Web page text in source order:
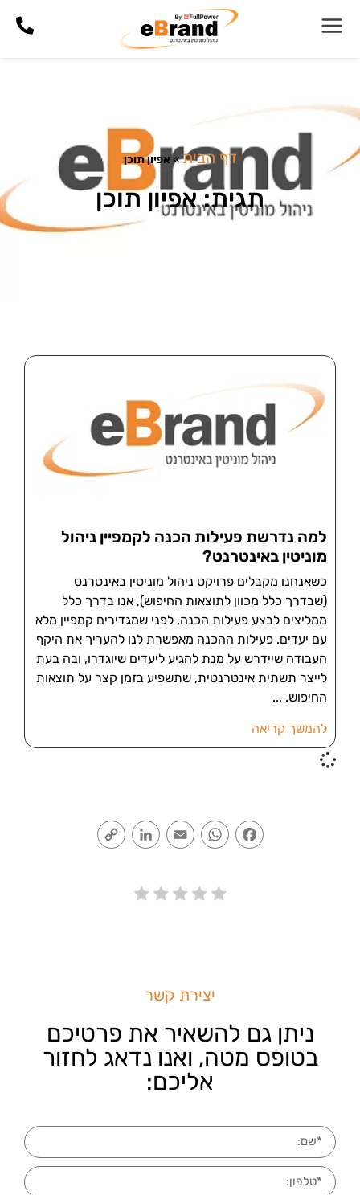
דף הבית»אפיון תוכן
תגית: אפיון תוכן
למה נדרשת פעילות הכנה לקמפיין ניהול
מוניטין באינטרנט?
כשאנחנו מקבלים פרויקט ניהול מוניטין באינטרנט
(שבדרך כלל מכוון לתוצאות החיפוש), אנו בדרך כלל
ממליצים לבצע פעילות הכנה, לפני שמגדירים קמפיין מלא
עם יעדים. פעילות ההכנה מאפשרת לנו להעריך את היקף
העבודה שיידרש על מנת להגיע ליעדים שיוגדרו, ובה בעת
לייצר תשתית אינטרנטית, שתשפיע בזמן קצר על תוצאות
החיפוש.
להמשך קריאה
Facebook
WhatsApp
Email
LinkedIn
יצירת קשר
ניתן גם להשאיר את פרטיכם
בטופס מטה, ואנו נדאג לחזור
אליכם: